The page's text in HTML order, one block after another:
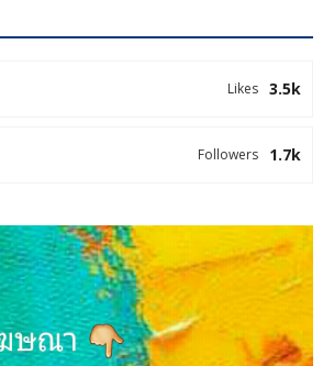
3.5k
Likes
1.7k
Followers